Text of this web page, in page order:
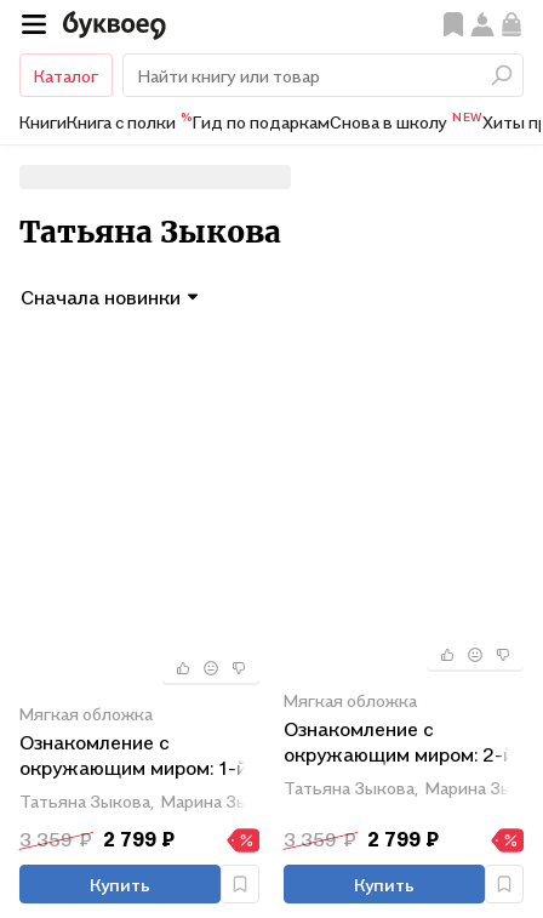
Каталог
КнигиКнига с полки %Гид по подаркамСнова в школу NEWХиты
Татьяна Зыкова
Сначала новинки
Мягкая обложка
Ознакомление с
окружающим миром: 1-й
класс: учебник
Татьяна Зыкова, Марина Зыкова
3 359 ₽ 2 799 ₽
Купить
Мягкая обложка
Ознакомление с
окружающим миром: 2-й
класс: учебник
Татьяна Зыкова, Марина
3 359 ₽ 2 799 ₽
Купить